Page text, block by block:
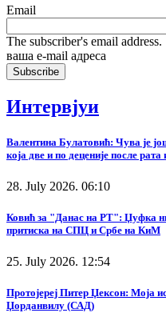
Email
The subscriber's email address.
ваша е-mail адреса
Интервјуи
Валентина Булатовић: Чува је
која две и по деценије после
28. July 2026. 06:10
Ковић за "Данас на РТ": Џуфка
притиска на СПЦ и Србе на КиМ
25. July 2026. 12:54
Протојереј Питер Џексон: Моја
Џорданвилу (САД)